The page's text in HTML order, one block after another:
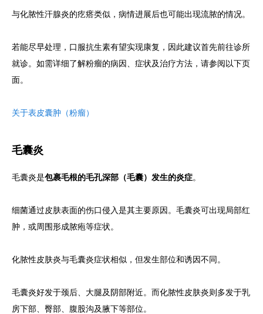
与化脓性汗腺炎的疙瘩类似，病情进展后也可能出现流脓的情况。
若能尽早处理，口服抗生素有望实现康复，因此建议首先前往诊所
就诊。如需详细了解粉瘤的病因、症状及治疗方法，请参阅以下页
面。
关于表皮囊肿（粉瘤）
毛囊炎
毛囊炎是包裹毛根的毛孔深部（毛囊）发生的炎症。
细菌通过皮肤表面的伤口侵入是其主要原因。毛囊炎可出现局部红
肿，或周围形成脓疱等症状。
化脓性皮肤炎与毛囊炎症状相似，但发生部位和诱因不同。
毛囊炎好发于颈后、大腿及阴部附近。而化脓性皮肤炎则多发于乳
房下部、臀部、腹股沟及腋下等部位。